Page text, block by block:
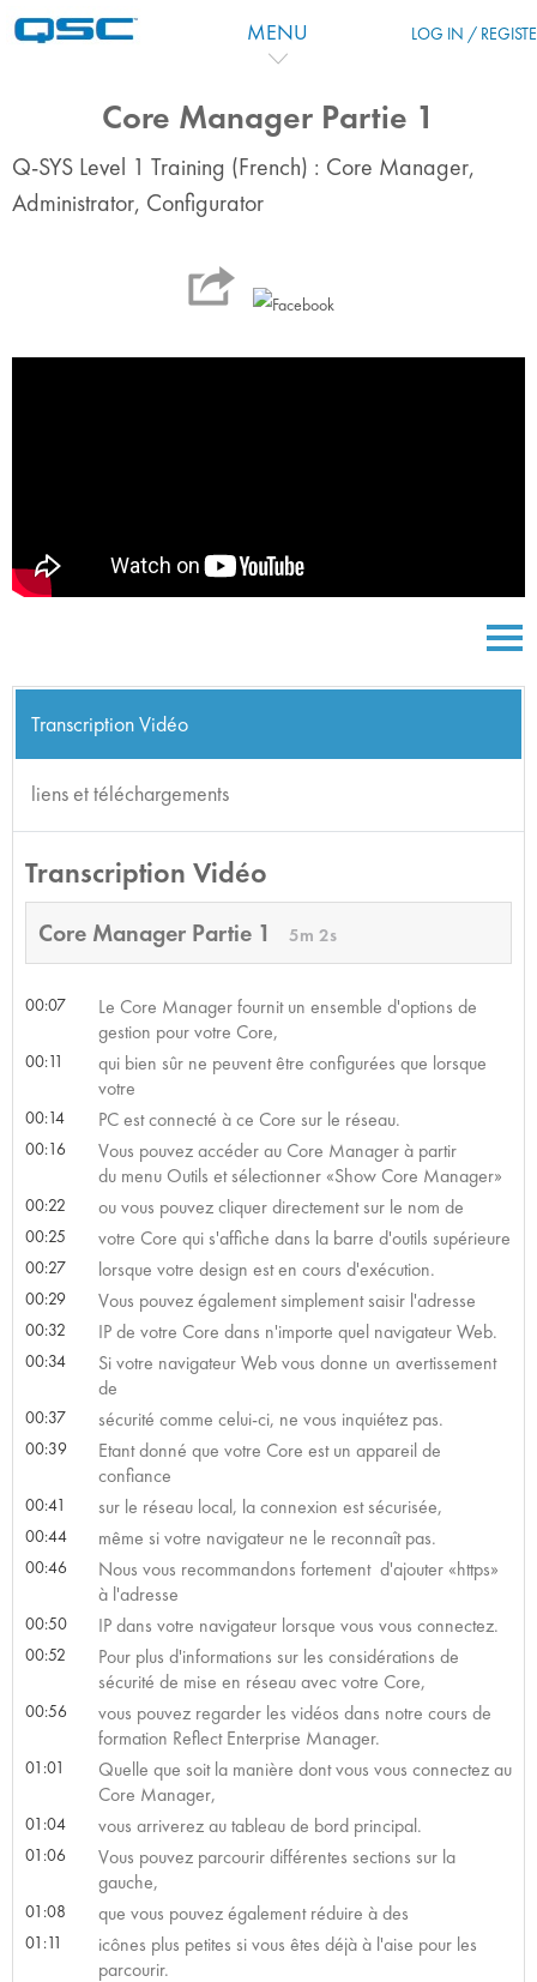
MENU LOG IN /
Core Manager Partie 1
Q-SYS Level 1 Training (French) : Core Manager,
Administrator, Configurator
Transcription Vidéo
liens et téléchargements
Transcription Vidéo
Core Manager Partie 1 5m 2s
00:07
Le Core Manager fournit un ensemble d'options de
gestion pour votre Core,
00:11
qui bien sûr ne peuvent être configurées que lorsque
votre
00:14 PC est connecté à ce Core sur le réseau.
00:16
Vous pouvez accéder au Core Manager à partir
du menu Outils et sélectionner «Show Core Manager»
00:22 ou vous pouvez cliquer directement sur le nom de
00:25 votre Core qui s'affiche dans la barre d'outils supérieure
00:27 lorsque votre design est en cours d'exécution.
00:29 Vous pouvez également simplement saisir l'adresse
00:32 IP de votre Core dans n'importe quel navigateur Web.
00:34
Si votre navigateur Web vous donne un avertissement
de
00:37 sécurité comme celui-ci, ne vous inquiétez pas.
00:39
Etant donné que votre Core est un appareil de
confiance
00:41 sur le réseau local, la connexion est sécurisée,
00:44 même si votre navigateur ne le reconnaît pas.
00:46
Nous vous recommandons fortement d'ajouter «https»
à l'adresse
00:50 IP dans votre navigateur lorsque vous vous connectez.
00:52
Pour plus d'informations sur les considérations de
sécurité de mise en réseau avec votre Core,
00:56
vous pouvez regarder les vidéos dans notre cours de
formation Reflect Enterprise Manager.
01:01
Quelle que soit la manière dont vous vous connectez au
Core Manager,
01:04 vous arriverez au tableau de bord principal.
01:06
Vous pouvez parcourir différentes sections sur la
gauche,
01:08 que vous pouvez également réduire à des
01:11
icônes plus petites si vous êtes déjà à l'aise pour les
parcourir.